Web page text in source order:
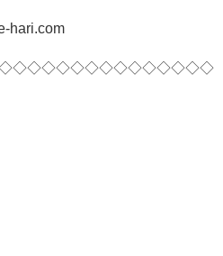
hari.com